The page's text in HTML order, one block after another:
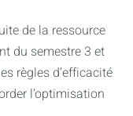
de la ressource
du semestre 3 et
règles d’efficacité
l’optimisation